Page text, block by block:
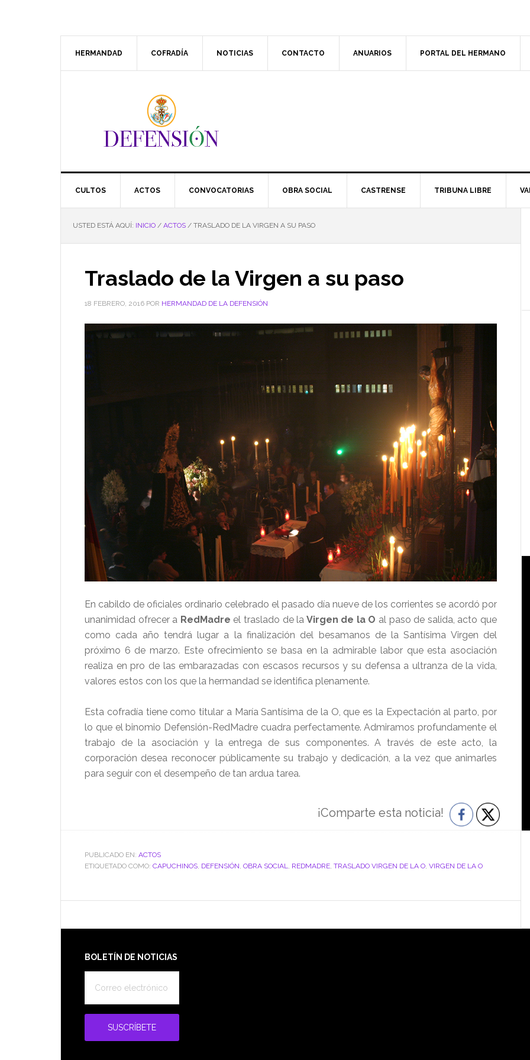
HERMANDAD COFRADÍA NOTICIAS CONTACTO ANUARIOS PORTAL DEL HERMANO
CULTOS ACTOS CONVOCATORIAS OBRA SOCIAL CASTRENSE TRIBUNA LIBRE
USTED ESTÁ AQUÍ: INICIO / ACTOS / TRASLADO DE LA VIRGEN A SU PASO
Traslado de la Virgen a su paso
18 FEBRERO, 2016 POR HERMANDAD DE LA DEFENSIÓN
En cabildo de oficiales ordinario celebrado el pasado día nueve de los corrientes se acordó por
unanimidad ofrecer a RedMadre el traslado de la Virgen de la O al paso de salida, acto que
como cada año tendrá lugar a la finalización del besamanos de la Santísima Virgen del
próximo 6 de marzo. Este ofrecimiento se basa en la admirable labor que esta asociación
realiza en pro de las embarazadas con escasos recursos y su defensa a ultranza de la vida,
valores estos con los que la hermandad se identifica plenamente.
Esta cofradía tiene como titular a María Santísima de la O, que es la Expectación al parto, por
lo que el binomio Defensión-RedMadre cuadra perfectamente. Admiramos profundamente el
trabajo de la asociación y la entrega de sus componentes. A través de este acto, la
corporación desea reconocer públicamente su trabajo y dedicación, a la vez que animarles
para seguir con el desempeño de tan ardua tarea.
¡Comparte esta noticia!
PUBLICADO EN: ACTOS
ETIQUETADO COMO: CAPUCHINOS, DEFENSIÓN, OBRA SOCIAL, REDMADRE, TRASLADO VIRGEN DE LA O, VIRGEN DE LA O
Footer
BOLETÍN DE NOTICIAS